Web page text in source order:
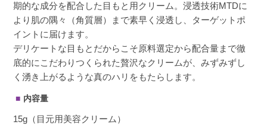
期的な成分を配合した目もと用クリーム。浸透技術MTDに
より肌の隅々（角質層）まで素早く浸透し、ターゲットポ
イントに届けます。
デリケートな目もとだからこそ原料選定から配合量まで徹
底的にこだわりつくられた贅沢なクリームが、みずみずし
く湧き上がるような真のハリをもたらします。
内容量
15g（目元用美容クリーム）